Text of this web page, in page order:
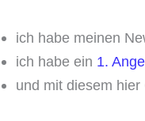
ich habe meinen
ich habe ein 1.
und mit diesem